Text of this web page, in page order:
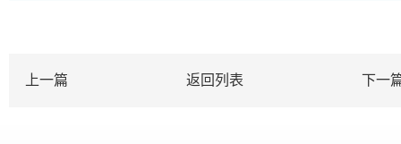
上一篇 返回列表 下一